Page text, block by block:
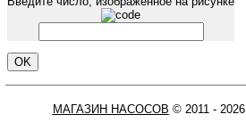
МАГАЗИН НАСОСОВ © 2011 - 2026